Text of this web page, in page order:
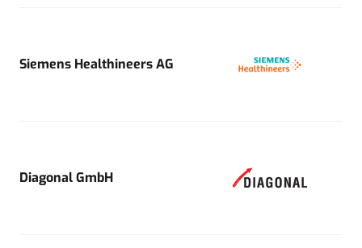
Siemens Healthineers AG
Diagonal GmbH